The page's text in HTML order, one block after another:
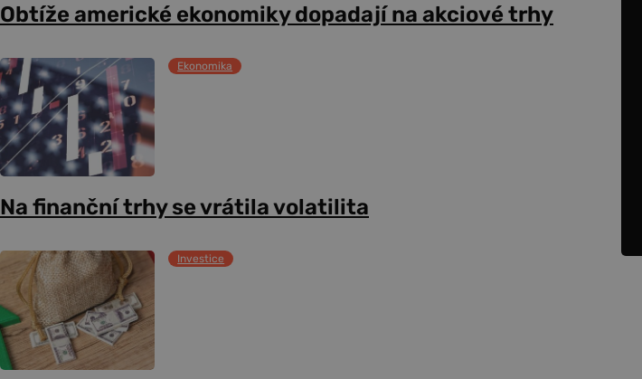
Obtíže americké ekonomiky dopadají na akciové trhy
Ekonomika
Na finanční trhy se vrátila volatilita
Investice